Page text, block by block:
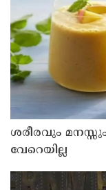
ശരീരവും
വേറെയില്ല